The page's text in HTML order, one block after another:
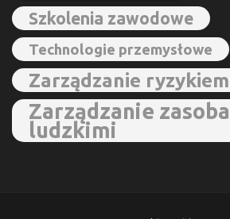
Szkolenia zawodowe
Technologie przemysłowe
Zarządzanie ryzykiem
Zarządzanie
ludzkimi